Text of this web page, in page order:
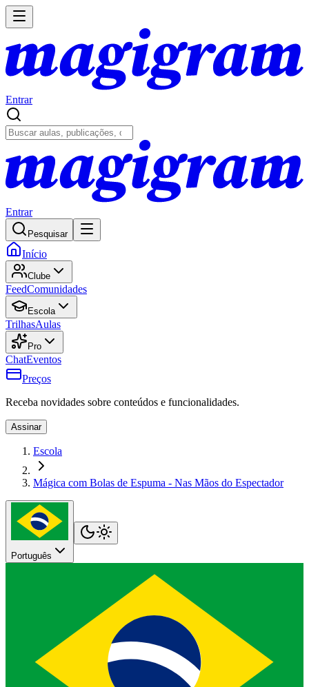
Entrar
Entrar
Pesquisar
Início
Clube
FeedComunidades
Escola
TrilhasAulas
Pro
ChatEventos
Preços
Receba novidades sobre conteúdos e funcionalidades.
Assinar
Escola
Mágica com Bolas de Espuma - Nas Mãos do Espectador
Português